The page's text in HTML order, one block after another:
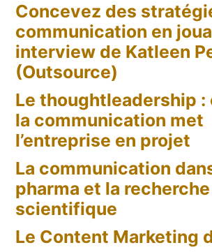
Concevez des
communication en
interview de Katleen
(Outsource)
Le thoughtleadership :
la communication met
l’entreprise en projet
La communication
pharma et la recherche
scientifique
Le Content Marketing